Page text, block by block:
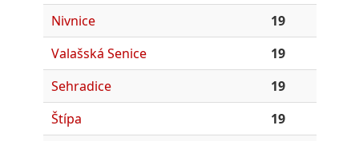
Nivnice
19
Valašská Senice
19
Sehradice
19
Štípa
19